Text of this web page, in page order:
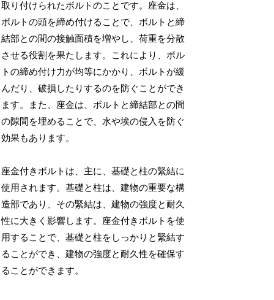
取り付けられたボルトのことです。座金は、
ボルトの頭を締め付けることで、ボルトと締
結部との間の接触面積を増やし、荷重を分散
させる役割を果たします。これにより、ボル
トの締め付け力が均等にかかり、ボルトが緩
んだり、破損したりするのを防ぐことができ
ます。また、座金は、ボルトと締結部との間
の隙間を埋めることで、水や埃の侵入を防ぐ
効果もあります。
座金付きボルトは、主に、基礎と柱の緊結に
使用されます。基礎と柱は、建物の重要な構
造部であり、その緊結は、建物の強度と耐久
性に大きく影響します。座金付きボルトを使
用することで、基礎と柱をしっかりと緊結す
ることができ、建物の強度と耐久性を確保す
ることができます。